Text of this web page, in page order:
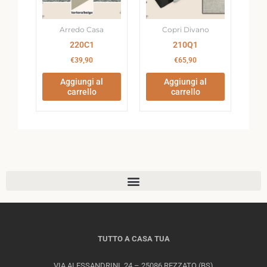
Arredo Casa
220C1
€39,90
Aggiungi al
carrello
Copri Divano
210Q1
€65,90
Aggiungi al
carrello
TUTTO A CASA TUA